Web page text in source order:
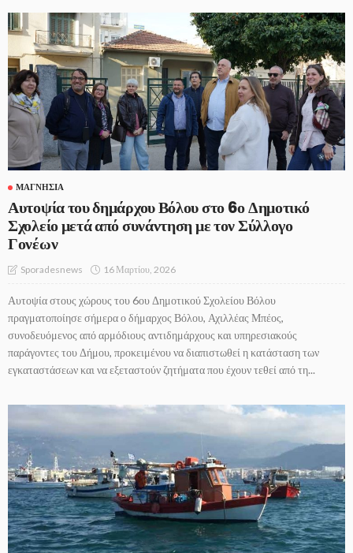
ΜΑΓΝΗΣΊΑ
Αυτοψία του δημάρχου Βόλου στο 6ο Δημοτικό
Σχολείο μετά από συνάντηση με τον Σύλλογο
Γονέων
Sporadesnews 16 Μαρτίου, 2026
Αυτοψία στους χώρους του 6ου Δημοτικού Σχολείου Βόλου
πραγματοποίησε σήμερα ο δήμαρχος Βόλου, Αχιλλέας Μπέος,
συνοδευόμενος από αρμόδιους αντιδημάρχους και υπηρεσιακούς
παράγοντες του Δήμου, προκειμένου να διαπιστωθεί η κατάσταση των
εγκαταστάσεων και να εξεταστούν ζητήματα που έχουν τεθεί από τη...